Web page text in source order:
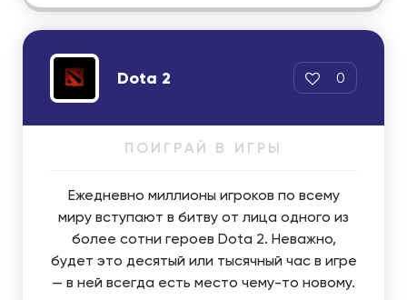
Dota 2 0
ПОИГРАЙ В ИГРЫ
Ежедневно миллионы игроков по всему
миру вступают в битву от лица одного из
более сотни героев Dota 2. Неважно,
будет это десятый или тысячный час в игре
— в ней всегда есть место чему-то новому.